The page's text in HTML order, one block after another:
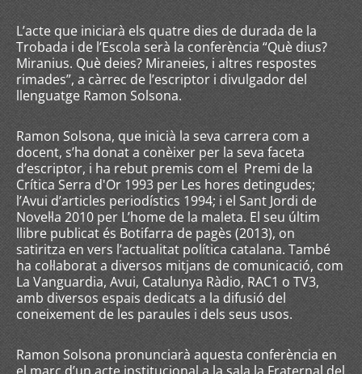
L’acte que iniciarà els quatre dies de durada de la
Trobada i de l’Escola serà la conferència “Què dius?
Miranius. Què deies? Miraneies, i altres respostes
rimades”, a càrrec de l’escriptor i divulgador del
llenguatge Ramon Solsona.
Ramon Solsona, que inicià la seva carrera com a
docent, s’ha donat a conèixer per la seva faceta
d’escriptor, i ha rebut premis com el Premi de la
Crítica Serra d'Or 1993 per Les hores detingudes;
l’Avui d’articles periodístics 1994; i el Sant Jordi de
Novel·la 2010 per L’home de la maleta. El seu últim
llibre publicat és Botifarra de pagès (2013), on
satiritza en vers l’actualitat política catalana. També
ha col·laborat a diversos mitjans de comunicació, com
La Vanguardia, Avui, Catalunya Ràdio, RAC1 o TV3,
amb diversos espais dedicats a la difusió del
coneixement de les paraules i dels seus usos.
Ramon Solsona pronunciarà aquesta conferència en